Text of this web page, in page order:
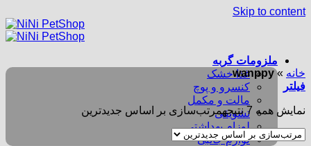
Skip to content
ملزومات گربه
غذا خشک
کنسرو و پوچ
مالت و مکمل
تشویقی
لوزام بهداشتی
لوازم جانبی
خانه »
wanppy
فیلتر
نمایش همه 7 نتیجه مرتب‌سازی بر اساس جدیدترین